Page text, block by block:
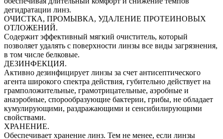
дегидратации линз.
ОЧИСТКА, ПРОМЫВКА, УДАЛЕНИЕ ПРОТЕИНОВЫХ
ОТЛОЖЕНИЙ.
Содержит эффективный мягкий очиститель, который
позволяет удалять с поверхности линзы все виды загрязнения,
в том числе белковые.
ДЕЗИНФЕКЦИЯ.
Активно дезинфицирует линзы за счет антисептического
агента широкого спектра действия, губительно действует на
грамположительные, грамотрицательные, аэробные и
анаэробные, спорообразующие бактерии, грибы, не обладает
кумулирующими, раздражающими и сенсибилирующими
свойствами.
ХРАНЕНИЕ.
Обеспечивает хранение линз. Тем не менее, если линзы